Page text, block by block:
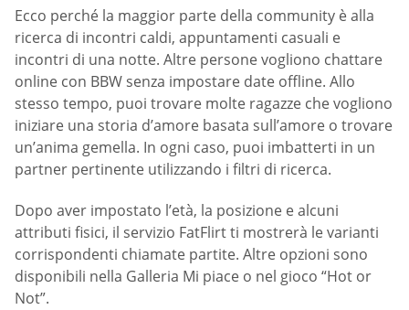
Ecco perché la maggior parte della community è alla
ricerca di incontri caldi, appuntamenti casuali e
incontri di una notte. Altre persone vogliono chattare
online con BBW senza impostare date offline. Allo
stesso tempo, puoi trovare molte ragazze che vogliono
iniziare una storia d’amore basata sull’amore o trovare
un’anima gemella. In ogni caso, puoi imbatterti in un
partner pertinente utilizzando i filtri di ricerca.
Dopo aver impostato l’età, la posizione e alcuni
attributi fisici, il servizio FatFlirt ti mostrerà le varianti
corrispondenti chiamate partite. Altre opzioni sono
disponibili nella Galleria Mi piace o nel gioco “Hot or
Not”.